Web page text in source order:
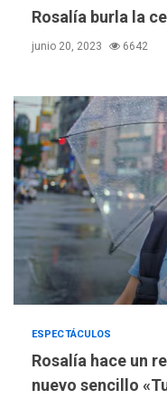
Rosalía burla la
junio 20, 2023 6642
ESPECTÁCULOS
Rosalía hace un
nuevo sencillo
3